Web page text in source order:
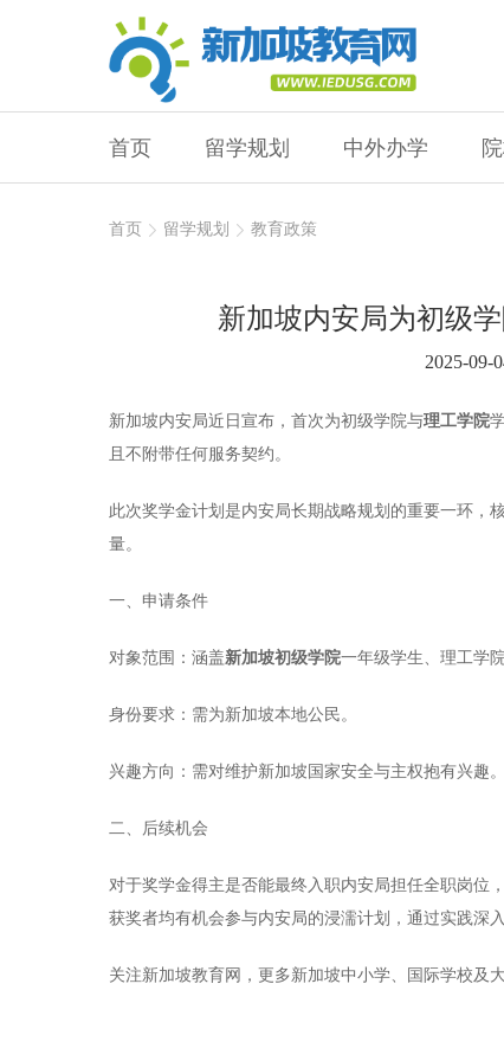
首页 留学规划 中外办学
首页 留学规划 教育政策
新加坡内安局为初级
2025-09-
新加坡内安局近日宣布，首次为初级学院与理工学院
且不附带任何服务契约。
此次奖学金计划是内安局长期战略规划的重要一环，
量。
一、申请条件
对象范围：涵盖新加坡初级学院一年级学生、理工学
身份要求：需为新加坡本地公民。
兴趣方向：需对维护新加坡国家安全与主权抱有兴趣。
二、后续机会
对于奖学金得主是否能最终入职内安局担任全职岗位
获奖者均有机会参与内安局的浸濡计划，通过实践深
关注新加坡教育网，更多新加坡中小学、国际学校及